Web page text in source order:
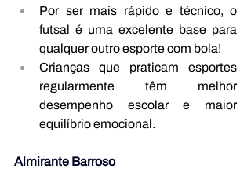
Por ser mais rápido e técnico, o
futsal é uma excelente base para
qualquer outro esporte com bola!
Crianças que praticam esportes
regularmente têm melhor
desempenho escolar e maior
equilíbrio emocional.
Almirante Barroso